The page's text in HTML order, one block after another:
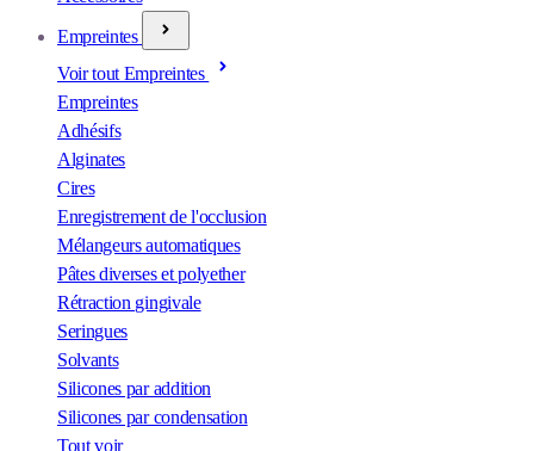
Empreintes
Voir tout Empreintes
Empreintes
Adhésifs
Alginates
Cires
Enregistrement de l'occlusion
Mélangeurs automatiques
Pâtes diverses et polyether
Rétraction gingivale
Seringues
Solvants
Silicones par addition
Silicones par condensation
Tout voir